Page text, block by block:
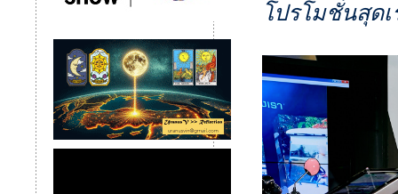
โปรโมชั่นสุดเ